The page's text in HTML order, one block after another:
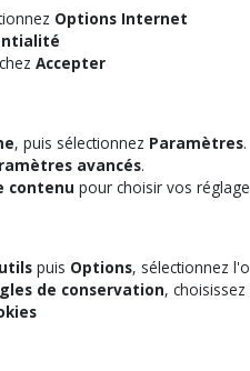
Options Internet
Accepter
, puis sélectionnez Paramètres.
avancés.
contenu pour choisir vos
puis Options, sélectionnez
de conservation, choisissez